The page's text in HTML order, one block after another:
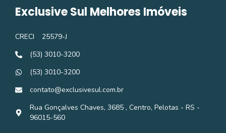
Exclusive Sul Melhores Imóveis
CRECI
25579-J
(53) 3010-3200
(53) 3010-3200
contato@exclusivesul.com.br
Rua Gonçalves Chaves, 3685 , Centro, Pelotas - RS -
96015-560